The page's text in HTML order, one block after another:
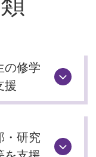
の修学
援
・研究